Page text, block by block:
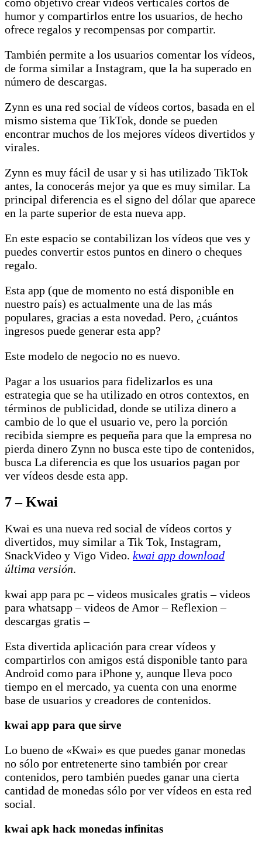
humor y compartirlos entre los usuarios, de hecho
ofrece regalos y recompensas por compartir.
También permite a los usuarios comentar los vídeos,
de forma similar a Instagram, que la ha superado en
número de descargas.
Zynn es una red social de vídeos cortos, basada en el
mismo sistema que TikTok, donde se pueden
encontrar muchos de los mejores vídeos divertidos y
virales.
Zynn es muy fácil de usar y si has utilizado TikTok
antes, la conocerás mejor ya que es muy similar. La
principal diferencia es el signo del dólar que aparece
en la parte superior de esta nueva app.
En este espacio se contabilizan los vídeos que ves y
puedes convertir estos puntos en dinero o cheques
regalo.
Esta app (que de momento no está disponible en
nuestro país) es actualmente una de las más
populares, gracias a esta novedad. Pero, ¿cuántos
ingresos puede generar esta app?
Este modelo de negocio no es nuevo.
Pagar a los usuarios para fidelizarlos es una
estrategia que se ha utilizado en otros contextos, en
términos de publicidad, donde se utiliza dinero a
cambio de lo que el usuario ve, pero la porción
recibida siempre es pequeña para que la empresa no
pierda dinero Zynn no busca este tipo de contenidos,
busca La diferencia es que los usuarios pagan por
ver vídeos desde esta app.
7 – Kwai
Kwai es una nueva red social de vídeos cortos y
divertidos, muy similar a Tik Tok, Instagram,
SnackVideo y Vigo Video. kwai app download
última versión.
kwai app para pc – videos musicales gratis – videos
para whatsapp – videos de Amor – Reflexion –
descargas gratis –
Esta divertida aplicación para crear vídeos y
compartirlos con amigos está disponible tanto para
Android como para iPhone y, aunque lleva poco
tiempo en el mercado, ya cuenta con una enorme
base de usuarios y creadores de contenidos.
kwai app para que sirve
Lo bueno de «Kwai» es que puedes ganar monedas
no sólo por entretenerte sino también por crear
contenidos, pero también puedes ganar una cierta
cantidad de monedas sólo por ver vídeos en esta red
social.
kwai apk hack monedas infinitas